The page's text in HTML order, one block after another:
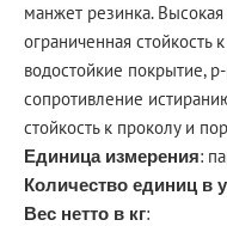
манжет резинка. Высокая
ограниченная стойкость
водостойкие покрытие,
сопротивление
стойкость к проколу и
Единица измерения:
Количество единиц в
Вес нетто в кг: